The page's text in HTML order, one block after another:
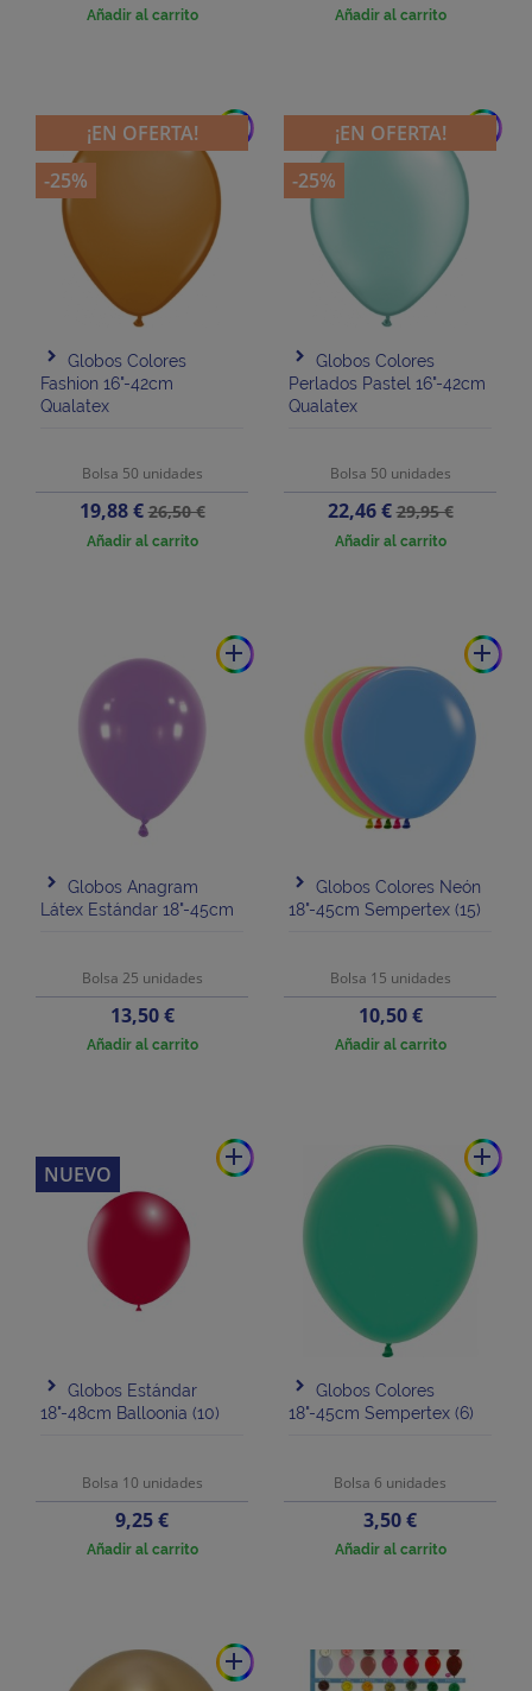
Añadir al carrito Añadir al carrito
add
Globos Colores
Fashion 16"-42cm
Qualatex
Bolsa 50 unidades
Precio
19,88 €Precio
base
26,50 €
Añadir al carrito
¡EN OFERTA!
-25%
add
Globos Colores
Perlados Pastel 16"-42cm
Qualatex
Bolsa 50 unidades
Precio
22,46 €Precio
base
29,95 €
Añadir al carrito
¡EN OFERTA!
-25%
add
Globos Anagram
Látex Estándar 18"-45cm
Bolsa 25 unidades
Precio
13,50 €
Añadir al carrito
add
Globos Colores Neón
18"-45cm Sempertex (15)
Bolsa 15 unidades
Precio
10,50 €
Añadir al carrito
add
Globos Estándar
18"-48cm Balloonia (10)
Bolsa 10 unidades
Precio
9,25 €
Añadir al carrito
NUEVO
add
Globos Colores
18"-45cm Sempertex (6)
Bolsa 6 unidades
Precio
3,50 €
Añadir al carrito
add